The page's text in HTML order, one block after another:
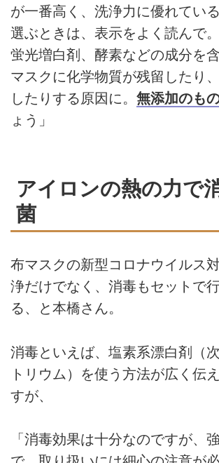
が一番高く、洗浄力に優れている
選ぶときは、表示をよく読んで
蛍光増白剤、酵素などの成分を含
マスクに化学物質が残留したり
したりする原因に。 無添加のも
ょう」
アイロンの熱の力で
菌
布マスクの新型コロナウイルス
浄だけでなく、消毒もセットで
る、と本橋さん。
消毒といえば、塩素系漂白剤（
トリウム）を使う方法が広く伝
すが、
「消毒効果は十分なのですが、